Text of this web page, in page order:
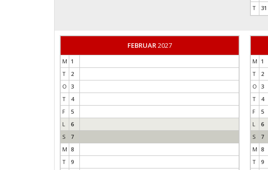
T
31
FEBRUAR2027
M 1
T
2
O 3
T
4
F
5
L
6
S
7
M 8
T
9
M 1
T
2
O 3
T
4
F
5
L
6
S
7
M 8
T
9